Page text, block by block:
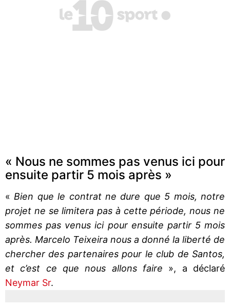
« Nous ne sommes pas venus ici pour
ensuite partir 5 mois après »
« Bien que le contrat ne dure que 5 mois, notre
projet ne se limitera pas à cette période, nous ne
sommes pas venus ici pour ensuite partir 5 mois
après. Marcelo Teixeira nous a donné la liberté de
chercher des partenaires pour le club de Santos,
et c’est ce que nous allons faire », a déclaré
Neymar Sr.